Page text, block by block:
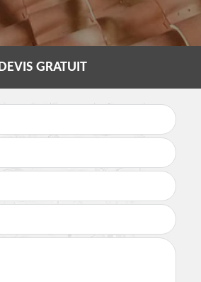
GRATUIT